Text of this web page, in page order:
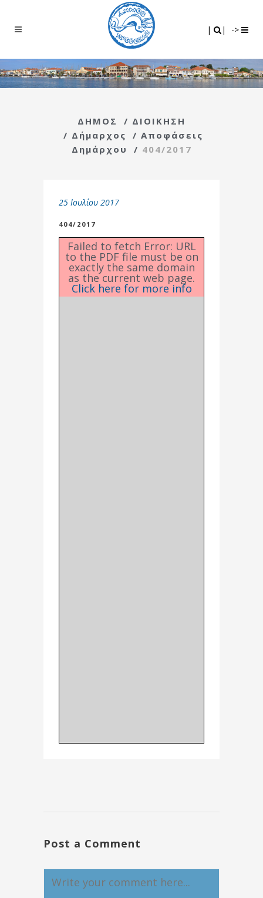
| | ->
ΔΗΜΟΣ / ΔΙΟΙΚΗΣΗ
/ Δήμαρχος / Αποφάσεις
Δημάρχου
/ 404/2017
25 Ιουλίου 2017
404/2017
Failed to fetch Error: URL
to the PDF file must be on
exactly the same domain
as the current web page.
Click here for more info
Post a Comment